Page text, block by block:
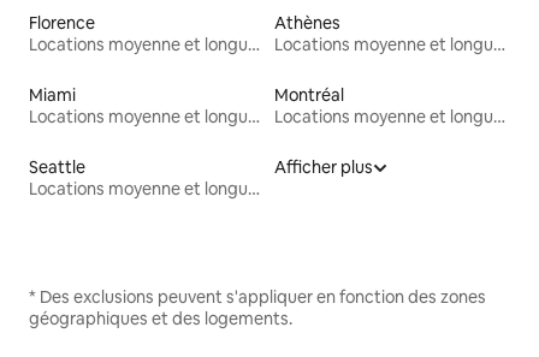
Florence
Locations moyenne et longue durée
Athènes
Locations moyenne et longue durée
Miami
Locations moyenne et longue durée
Montréal
Locations moyenne et longue durée
Seattle
Locations moyenne et longue durée
Afficher plus
* Des exclusions peuvent s'appliquer en fonction des zones
géographiques et des logements.